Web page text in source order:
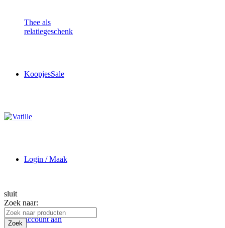
Thee als
relatiegeschenk
KoopjesSale
Login / Maak
account aan
sluit
Zoek naar:
Zoek